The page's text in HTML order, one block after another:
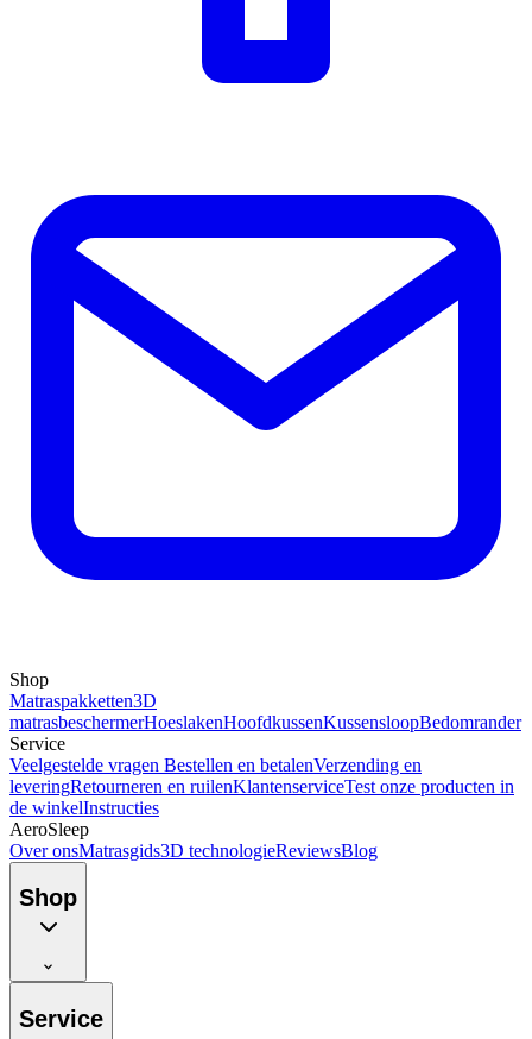
Shop
Matraspakketten3D
matrasbeschermerHoeslakenHoofdkussenKussensloopBedomrander
Service
Veelgestelde vragen Bestellen en betalenVerzending en
leveringRetourneren en ruilenKlantenserviceTest onze producten in
de winkelInstructies
AeroSleep
Over onsMatrasgids3D technologieReviewsBlog
Shop
Service